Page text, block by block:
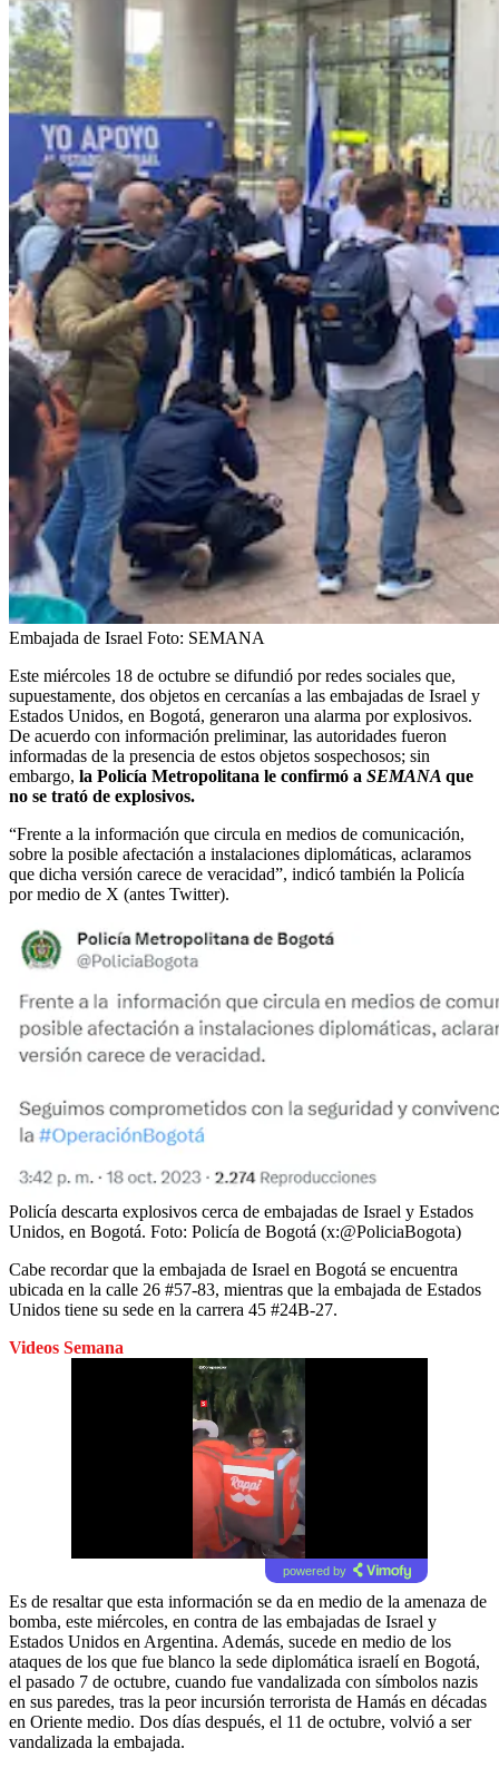
Embajada de Israel Foto: SEMANA
Este miércoles 18 de octubre se difundió por redes sociales que,
supuestamente, dos objetos en cercanías a las embajadas de Israel y
Estados Unidos, en Bogotá, generaron una alarma por explosivos.
De acuerdo con información preliminar, las autoridades fueron
informadas de la presencia de estos objetos sospechosos; sin
embargo, la Policía Metropolitana le confirmó a SEMANA que
no se trató de explosivos.
“Frente a la información que circula en medios de comunicación,
sobre la posible afectación a instalaciones diplomáticas, aclaramos
que dicha versión carece de veracidad”, indicó también la Policía
por medio de X (antes Twitter).
Policía descarta explosivos cerca de embajadas de Israel y Estados
Unidos, en Bogotá. Foto: Policía de Bogotá (x:@PoliciaBogota)
Cabe recordar que la embajada de Israel en Bogotá se encuentra
ubicada en la calle 26 #57-83, mientras que la embajada de Estados
Unidos tiene su sede en la carrera 45 #24B-27.
Videos Semana
powered by
Es de resaltar que esta información se da en medio de la amenaza de
bomba, este miércoles, en contra de las embajadas de Israel y
Estados Unidos en Argentina. Además, sucede en medio de los
ataques de los que fue blanco la sede diplomática israelí en Bogotá,
el pasado 7 de octubre, cuando fue vandalizada con símbolos nazis
en sus paredes, tras la peor incursión terrorista de Hamás en décadas
en Oriente medio. Dos días después, el 11 de octubre, volvió a ser
vandalizada la embajada.